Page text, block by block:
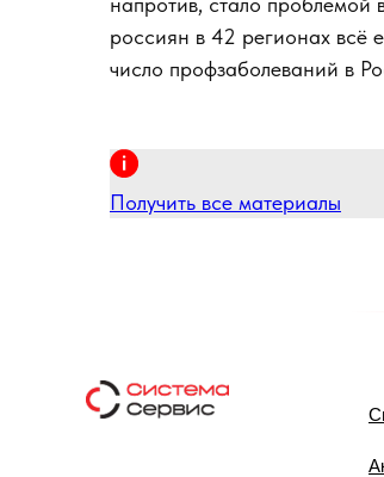
россиян в 42 регионах всё
число профзаболеваний в
Получить все материалы